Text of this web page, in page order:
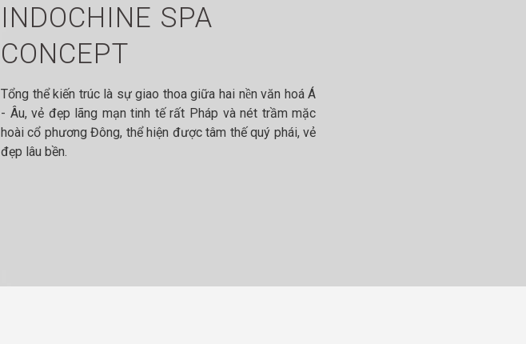
INDOCHINE SPA
CONCEPT
Tổng thể kiến trúc là sự giao thoa giữa hai nền văn hoá Á
- Âu, vẻ đẹp lãng mạn tinh tế rất Pháp và nét trầm mặc
hoài cổ phương Đông, thể hiện được tâm thế quý phái, vẻ
đẹp lâu bền.